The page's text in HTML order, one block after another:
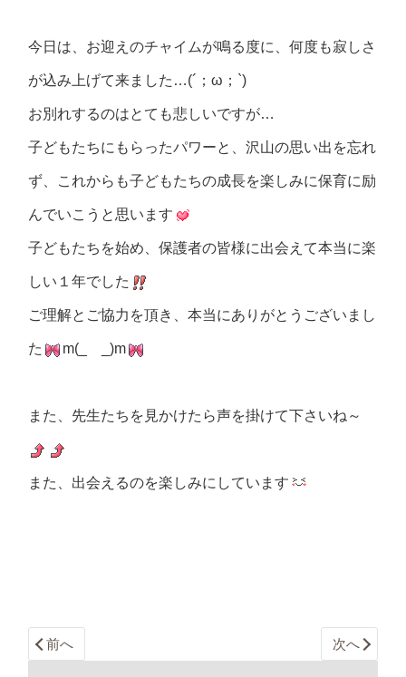
今日は、お迎えのチャイムが鳴る度に、何度も寂しさ
が込み上げて来ました…(´；ω；`)
お別れするのはとても悲しいですが…
子どもたちにもらったパワーと、沢山の思い出を忘れ
ず、これからも子どもたちの成長を楽しみに保育に励
んでいこうと思います
子どもたちを始め、保護者の皆様に出会えて本当に楽
しい１年でした
ご理解とご協力を頂き、本当にありがとうございまし
た m(_ _)m
また、先生たちを見かけたら声を掛けて下さいね～
また、出会えるのを楽しみにしています
前へ 次へ